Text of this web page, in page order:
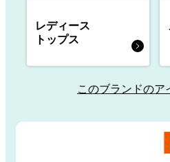
レディース
トップス
このブランドのア